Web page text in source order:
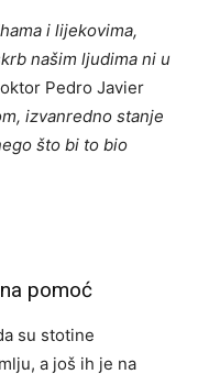
i lijekovima,
našim ljudima ni u
Pedro Javier
izvanredno stanje
što bi to bio
pomoć
su stotine
a još ih je na